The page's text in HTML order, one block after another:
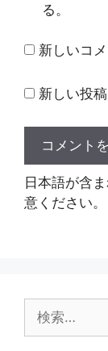
る。
新しいコ
新しい投
日本語が含
意ください。
索: